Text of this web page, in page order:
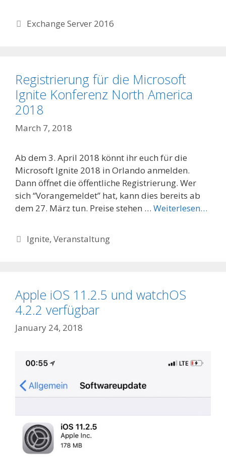
Categories
Exchange Server 2016
Registrierung für die Microsoft
Ignite Konferenz North America
2018
March 7, 2018
Ab dem 3. April 2018 könnt ihr euch für die
Microsoft Ignite 2018 in Orlando anmelden.
Dann öffnet die öffentliche Registrierung. Wer
sich “Vorangemeldet” hat, kann dies bereits ab
dem 27. März tun. Preise stehen … Weiterlesen…
Categories
Ignite,Veranstaltung
Apple iOS 11.2.5 und watchOS
4.2.2 verfügbar
January 24, 2018